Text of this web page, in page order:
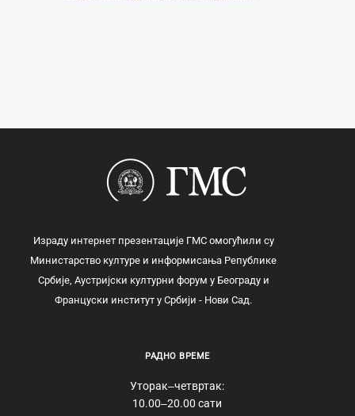
Израду интернет презентације ГМС омогућили су
Министарство културе и информисања Републике
Србије, Аустријски културни форум у Београду и
Француски институт у Србији - Нови Сад.
РАДНО ВРЕМЕ
Уторак‒четвртак:
10.00‒20.00 сати